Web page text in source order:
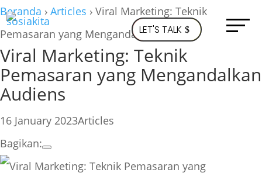
LET'S TALK
Beranda › Articles › Viral Marketing: Teknik
Pemasaran yang Mengandalkan Audiens
Viral Marketing: Teknik
Pemasaran yang Mengandalkan
Audiens
16 January 2023Articles
Bagikan: